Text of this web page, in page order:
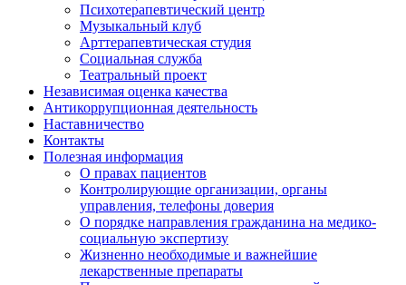
Психотерапевтический центр
Музыкальный клуб
Арттерапевтическая студия
Социальная служба
Театральный проект
Независимая оценка качества
Антикоррупционная деятельность
Наставничество
Контакты
Полезная информация
О правах пациентов
Контролирующие организации, органы
управления, телефоны доверия
О порядке направления гражданина на медико-
социальную экспертизу
Жизненно необходимые и важнейшие
лекарственные препараты